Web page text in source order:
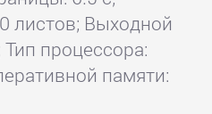
листов; Выходной
процессора:
памяти: